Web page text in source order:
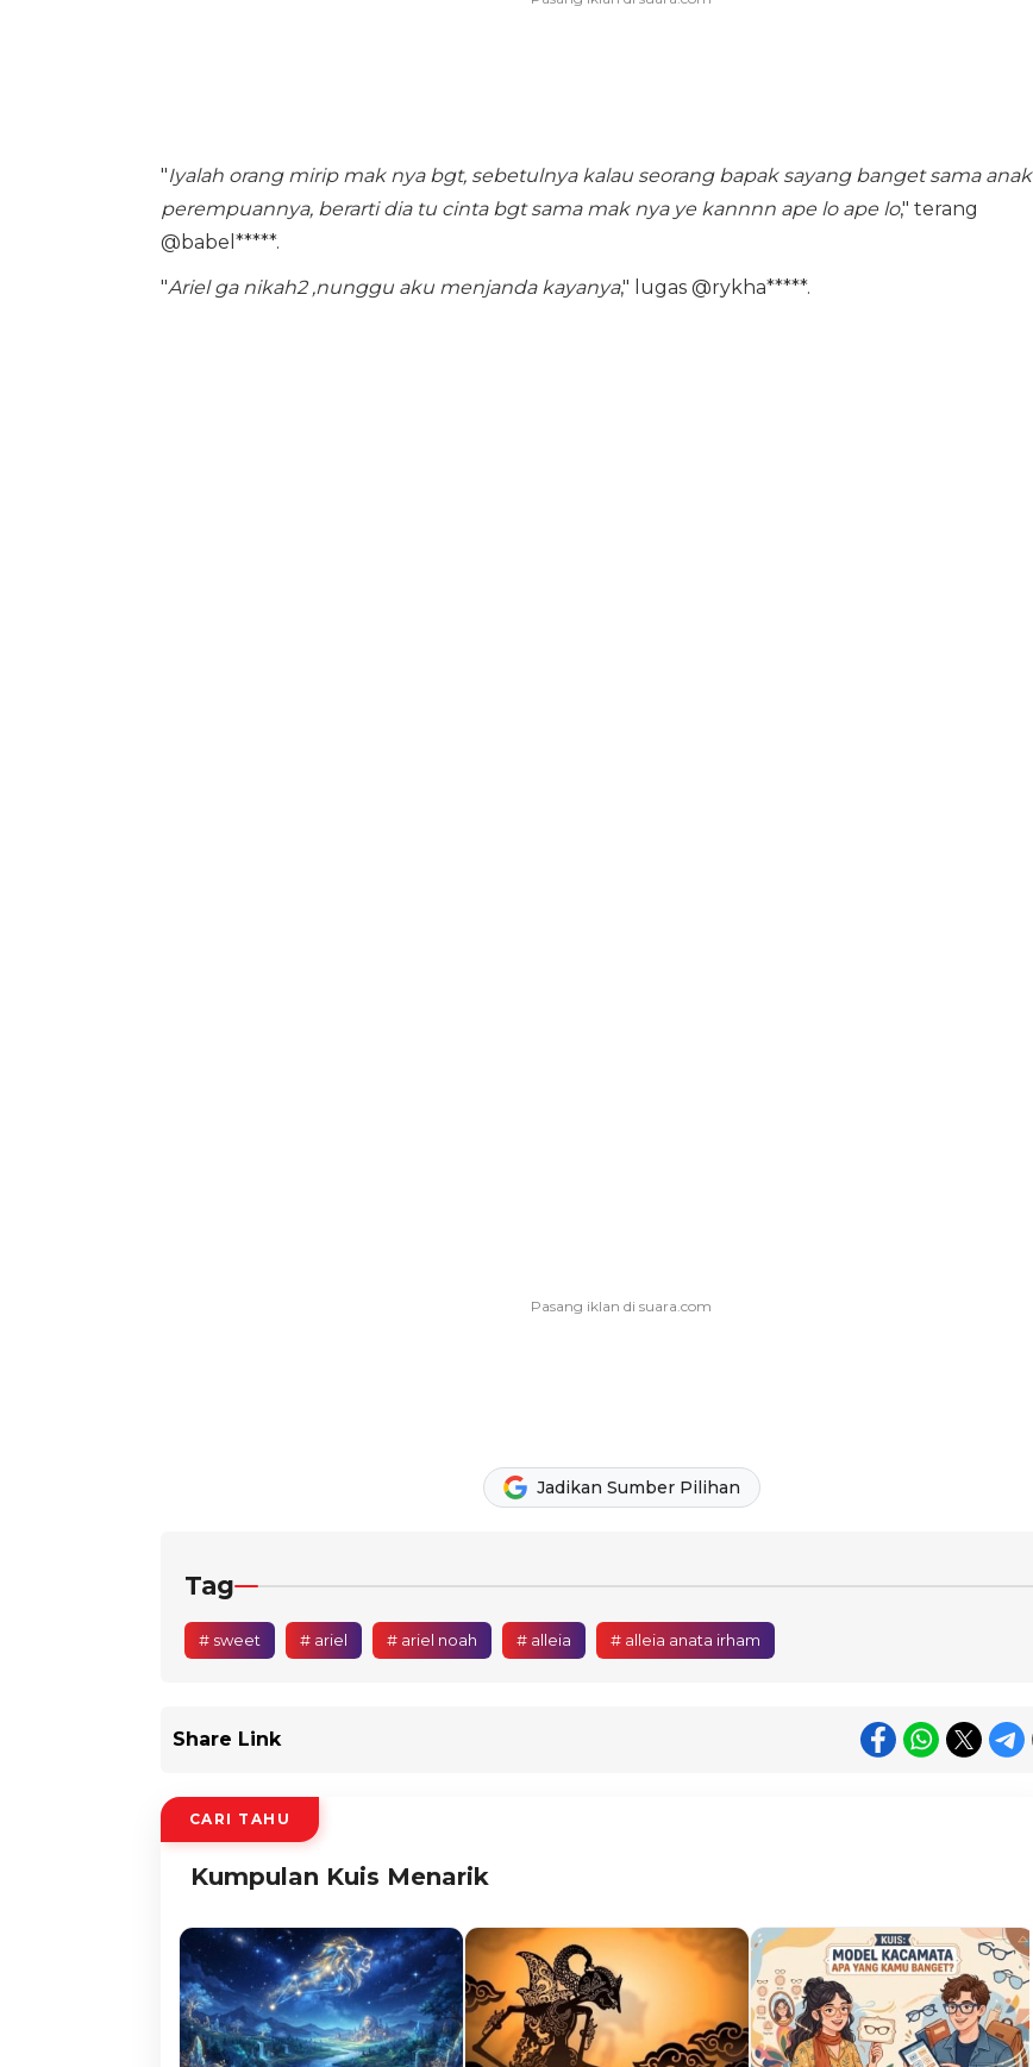
"Iyalah orang mirip mak nya bgt, sebetulnya kalau seorang bapak sayang banget sama anak
perempuannya, berarti dia tu cinta bgt sama mak nya ye kannnn ape lo ape lo," terang
@babel*****.
"Ariel ga nikah2 ,nunggu aku menjanda kayanya," lugas @rykha*****.
Jadikan Sumber Pilihan
Tag
# sweet # ariel # ariel noah # alleia # alleia anata irham
Share Link
CARI TAHU
Kumpulan Kuis Menarik